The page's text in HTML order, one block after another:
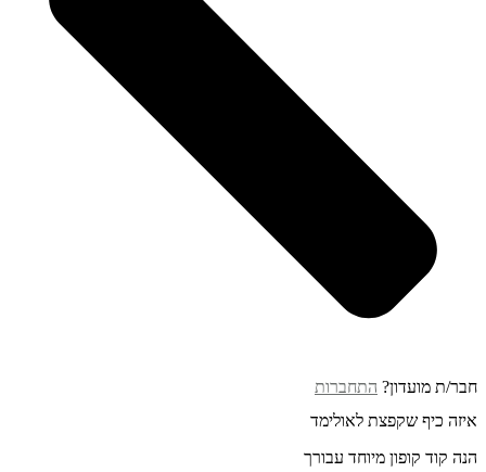
חבר/ת מועדון? התחברות
איזה כיף שקפצת לאולימד
הנה קוד קופון מיוחד עבורך